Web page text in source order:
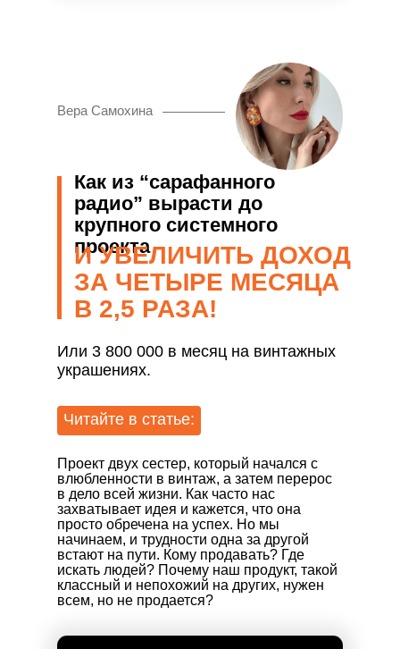
Как из “сарафанного
радио” вырасти до
крупного системного
проекта
Или 3 800 000 в месяц на винтажных
украшениях.
И УВЕЛИЧИТЬ ДОХОД
ЗА ЧЕТЫРЕ МЕСЯЦА
В 2,5 РАЗА!
Вера Самохина
Читайте в статье:
Проект двух сестер, который начался с
влюбленности в винтаж, а затем перерос
в дело всей жизни. Как часто нас
захватывает идея и кажется, что она
просто обречена на успех. Но мы
начинаем, и трудности одна за другой
встают на пути. Кому продавать? Где
искать людей? Почему наш продукт, такой
классный и непохожий на других, нужен
всем, но не продается?